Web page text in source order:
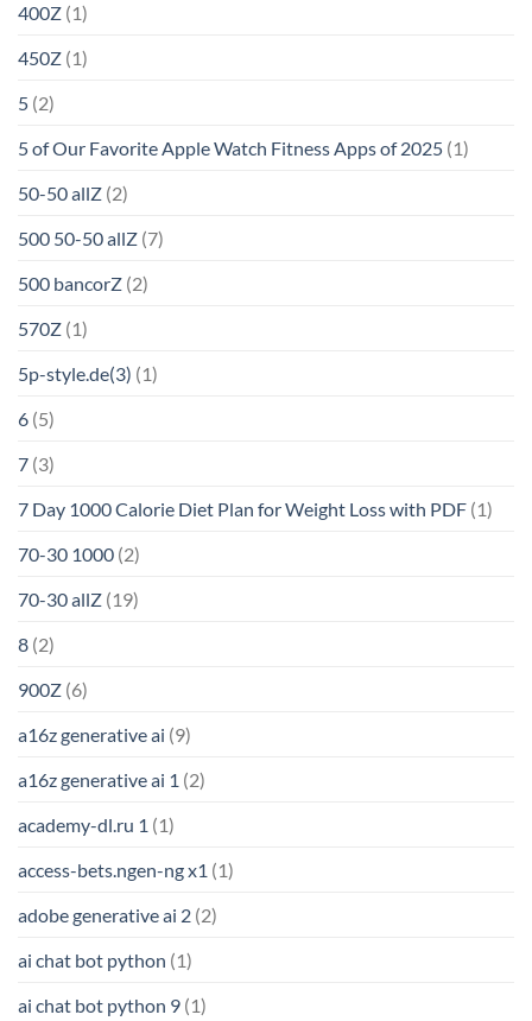
400Z (1)
450Z (1)
5 (2)
5 of Our Favorite Apple Watch Fitness Apps of 2025 (1)
50-50 allZ (2)
500 50-50 allZ (7)
500 bancorZ (2)
570Z (1)
5p-style.de(3) (1)
6 (5)
7 (3)
7 Day 1000 Calorie Diet Plan for Weight Loss with PDF (1)
70-30 1000 (2)
70-30 allZ (19)
8 (2)
900Z (6)
a16z generative ai (9)
a16z generative ai 1 (2)
academy-dl.ru 1 (1)
access-bets.ngen-ng x1 (1)
adobe generative ai 2 (2)
ai chat bot python (1)
ai chat bot python 9 (1)